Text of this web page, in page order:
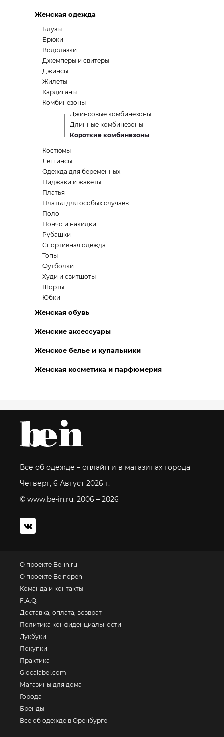
Женская одежда
Блузы
Брюки
Водолазки
Джемперы и свитеры
Джинсы
Жилеты
Кардиганы
Комбинезоны
Джинсовые комбинезоны
Длинные комбинезоны
Короткие комбинезоны
Костюмы
Леггинсы
Одежда для беременных
Пиджаки и жакеты
Платья
Платья для особых случаев
Поло
Пончо и накидки
Рубашки
Спортивная одежда
Топы
Футболки
Худи и свитшоты
Шорты
Юбки
Женская обувь
Женские аксессуары
Женское белье и купальники
Женская косметика и парфюмерия
Все об одежде – онлайн и в магазинах города
Четверг, 6 Август 2026 г.
© www.be-in.ru. 2006 – 2026
О проекте Be-in.ru
О проекте Beinopen
Команда и контакты
F.A.Q.
Доставка, оплата, возврат
Политика конфиденциальности
Лукбуки
Покупки
Практика
Glocalabel.com
Магазины для дома
Города
Бренды
Все об одежде в Оренбурге